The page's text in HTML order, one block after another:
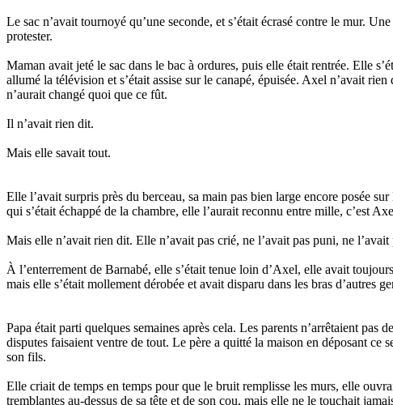
Le sac n’avait tournoyé qu’une seconde, et s’était écrasé contre le mur.
protester.
Maman avait jeté le sac dans le bac à ordures, puis elle était rentrée. Elle
allumé la télévision et s’était assise sur le canapé, épuisée. Axel n’avait
n’aurait changé quoi que ce fût.
Il n’avait rien dit.
Mais elle savait tout.
Elle l’avait surpris près du berceau, sa main pas bien large encore posée
qui s’était échappé de la chambre, elle l’aurait reconnu entre mille, c’est
Mais elle n’avait rien dit. Elle n’avait pas crié, ne l’avait pas puni, ne
À l’enterrement de Barnabé, elle s’était tenue loin d’Axel, elle avait
mais elle s’était mollement dérobée et avait disparu dans les bras d’autres
Papa était parti quelques semaines après cela. Les parents n’arrêtaient
disputes faisaient ventre de tout. Le père a quitté la maison en déposant
son fils.
Elle criait de temps en temps pour que le bruit remplisse les murs, elle
tremblantes au-dessus de sa tête et de son cou, mais elle ne le touchait